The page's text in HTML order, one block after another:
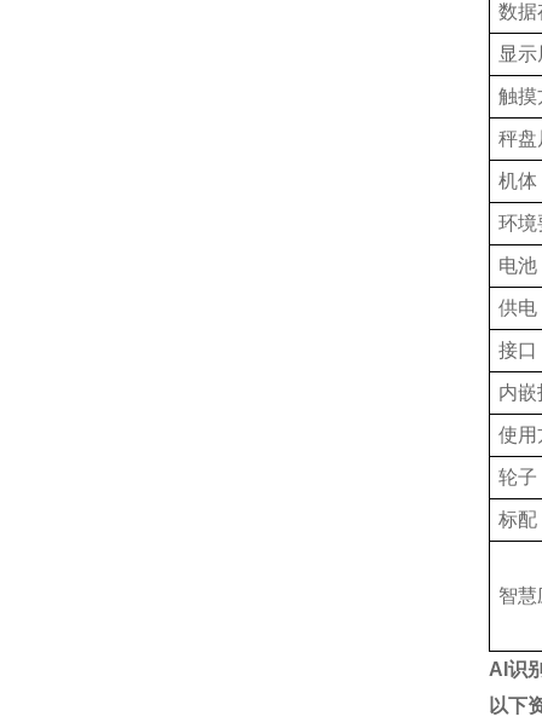
数据
显示
触摸
秤盘
机体
环境
电池
供电
接口
内嵌
使用
轮子
标配
智慧
AI识
以下